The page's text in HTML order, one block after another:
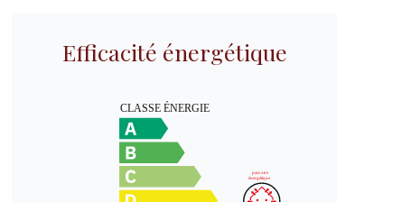
Efficacité énergétique